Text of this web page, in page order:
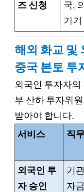
즈 신청
국,
기기
해외 화교 및
중국 본토 투
외국인 투자자의
부 산하 투자위
받아야 합니다.
서비스
직
외국인 투
자 승인
기
자